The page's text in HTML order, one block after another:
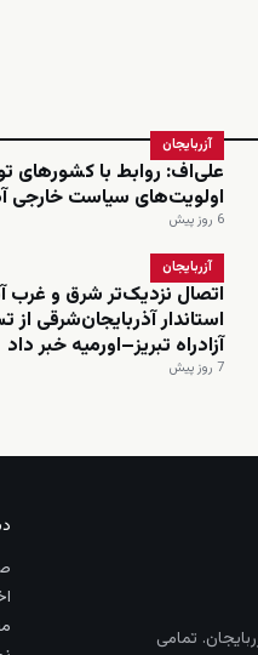
آزربایجان
علی‌اف: روابط با کشورهای
اولویت‌های سیاست خارجی
6 روز پیش
آزربایجان
اتصال نزدیک‌تر شرق و غرب
استاندار آذربایجان‌شرقی از
آزادراه تبریز–اورمیه خبر داد
7 روز پیش
تمامی